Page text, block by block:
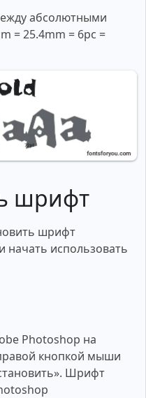
абсолютными
= 25.4mm = 6pc =
шрифт
шрифт
начать использовать
Photoshop на
кнопкой мыши
Шрифт